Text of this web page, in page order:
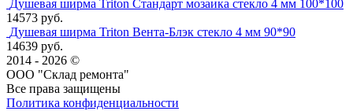
Душевая ширма Triton Стандарт мозаика стекло 4 мм 100*100
14573 руб.
Душевая ширма Triton Вента-Блэк стекло 4 мм 90*90
14639 руб.
2014 - 2026 ©
ООО "Склад ремонта"
Все права защищены
Политика конфиденциальности